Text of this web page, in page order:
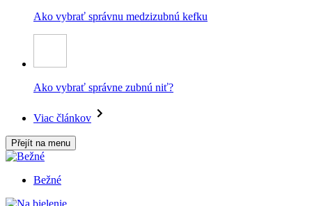
Ako vybrať správnu medzizubnú kefku
Ako vybrať správne zubnú niť?
Viac článkov
Přejít na menu
Bežné